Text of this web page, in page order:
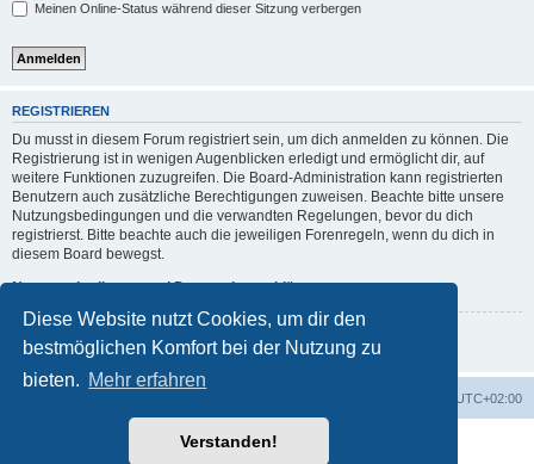
Diese Website nutzt Cookies, um dir den
bestmöglichen Komfort bei der Nutzung zu
bieten. Mehr erfahren
Verstanden!
Meinen Online-Status während dieser Sitzung verbergen
REGISTRIEREN
Du musst in diesem Forum registriert sein, um dich anmelden zu können. Die
Registrierung ist in wenigen Augenblicken erledigt und ermöglicht dir, auf
weitere Funktionen zuzugreifen. Die Board-Administration kann registrierten
Benutzern auch zusätzliche Berechtigungen zuweisen. Beachte bitte unsere
Nutzungsbedingungen und die verwandten Regelungen, bevor du dich
registrierst. Bitte beachte auch die jeweiligen Forenregeln, wenn du dich in
diesem Board bewegst.
Nutzungsbedingungen|Datenschutzerklärung
Registrieren
UTC+02:00
Powered byphpBB® Forum Software © phpBB Limited